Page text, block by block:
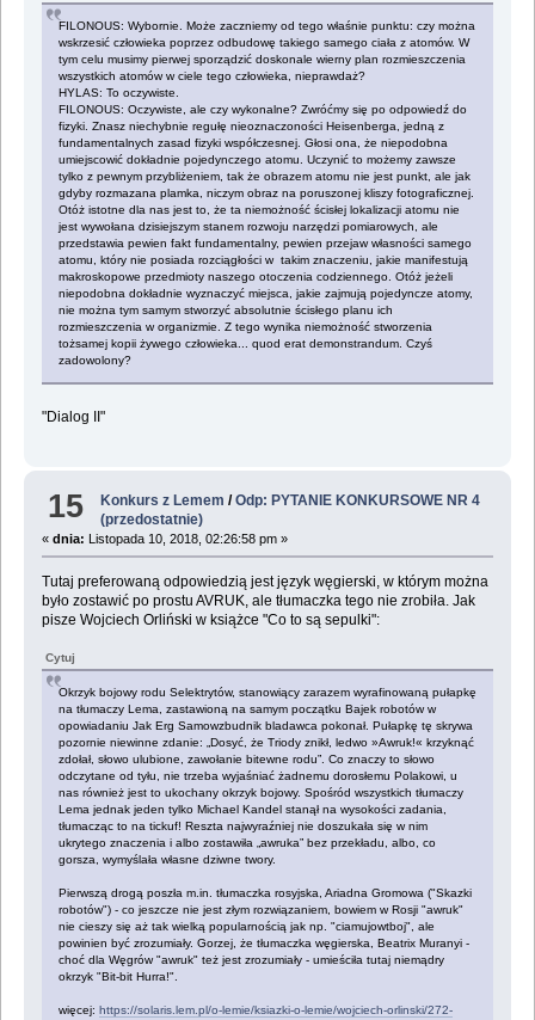
FILONOUS: Wybornie. Może zaczniemy od tego właśnie punktu: czy można
wskrzesić człowieka poprzez odbudowę takiego samego ciała z atomów. W
tym celu musimy pierwej sporządzić doskonale wierny plan rozmieszczenia
wszystkich atomów w ciele tego człowieka, nieprawdaż?
HYLAS: To oczywiste.
FILONOUS: Oczywiste, ale czy wykonalne? Zwróćmy się po odpowiedź do
fizyki. Znasz niechybnie regułę nieoznaczoności Heisenberga, jedną z
fundamentalnych zasad fizyki współczesnej. Głosi ona, że niepodobna
umiejscowić dokładnie pojedynczego atomu. Uczynić to możemy zawsze
tylko z pewnym przybliżeniem, tak że obrazem atomu nie jest punkt, ale jak
gdyby rozmazana plamka, niczym obraz na poruszonej kliszy fotograficznej.
Otóż istotne dla nas jest to, że ta niemożność ścisłej lokalizacji atomu nie
jest wywołana dzisiejszym stanem rozwoju narzędzi pomiarowych, ale
przedstawia pewien fakt fundamentalny, pewien przejaw własności samego
atomu, który nie posiada rozciągłości w takim znaczeniu, jakie manifestują
makroskopowe przedmioty naszego otoczenia codziennego. Otóż jeżeli
niepodobna dokładnie wyznaczyć miejsca, jakie zajmują pojedyncze atomy,
nie można tym samym stworzyć absolutnie ścisłego planu ich
rozmieszczenia w organizmie. Z tego wynika niemożność stworzenia
tożsamej kopii żywego człowieka... quod erat demonstrandum. Czyś
zadowolony?
"Dialog II"
15 Konkurs z Lemem /Odp: PYTANIE KONKURSOWE NR 4
(przedostatnie)
« dnia: Listopada 10, 2018, 02:26:58 pm »
Tutaj preferowaną odpowiedzią jest język węgierski, w którym można
było zostawić po prostu AVRUK, ale tłumaczka tego nie zrobiła. Jak
pisze Wojciech Orliński w książce "Co to są sepulki":
Cytuj
Okrzyk bojowy rodu Selektrytów, stanowiący zarazem wyrafinowaną pułapkę
na tłumaczy Lema, zastawioną na samym początku Bajek robotów w
opowiadaniu Jak Erg Samowzbudnik bladawca pokonał. Pułapkę tę skrywa
pozornie niewinne zdanie: „Dosyć, że Triody znikł, ledwo »Awruk!« krzyknąć
zdołał, słowo ulubione, zawołanie bitewne rodu”. Co znaczy to słowo
odczytane od tyłu, nie trzeba wyjaśniać żadnemu dorosłemu Polakowi, u
nas również jest to ukochany okrzyk bojowy. Spośród wszystkich tłumaczy
Lema jednak jeden tylko Michael Kandel stanął na wysokości zadania,
tłumacząc to na tickuf! Reszta najwyraźniej nie doszukała się w nim
ukrytego znaczenia i albo zostawiła „awruka” bez przekładu, albo, co
gorsza, wymyślała własne dziwne twory.
Pierwszą drogą poszła m.in. tłumaczka rosyjska, Ariadna Gromowa ("Skazki
robotów") - co jeszcze nie jest złym rozwiązaniem, bowiem w Rosji "awruk"
nie cieszy się aż tak wielką popularnością jak np. "ciamujowtboj", ale
powinien być zrozumiały. Gorzej, że tłumaczka węgierska, Beatrix Muranyi -
choć dla Węgrów "awruk" też jest zrozumiały - umieściła tutaj niemądry
okrzyk "Bit-bit Hurra!".
więcej: https://solaris.lem.pl/o-lemie/ksiazki-o-lemie/wojciech-orlinski/272-